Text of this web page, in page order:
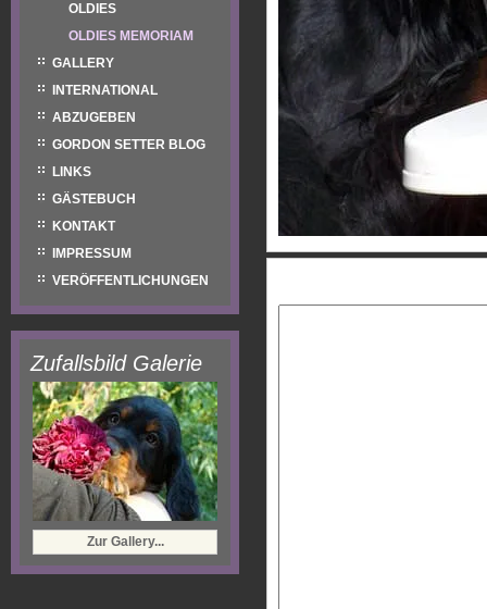
OLDIES
OLDIES MEMORIAM
GALLERY
INTERNATIONAL
ABZUGEBEN
GORDON SETTER BLOG
LINKS
GÄSTEBUCH
KONTAKT
IMPRESSUM
VERÖFFENTLICHUNGEN
Zufallsbild Galerie
Zur Gallery...